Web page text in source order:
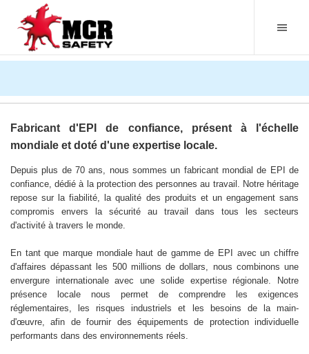
Solutions mondiales en matière d'EPI | Fabricant
d'EPI haut de gamme
Fabricant d'EPI de confiance, présent à l'échelle
mondiale et doté d'une expertise locale.
Depuis plus de 70 ans, nous sommes un fabricant mondial de EPI de
confiance, dédié à la protection des personnes au travail. Notre héritage
repose sur la fiabilité, la qualité des produits et un engagement sans
compromis envers la sécurité au travail dans tous les secteurs
d'activité à travers le monde.
En tant que marque mondiale haut de gamme de EPI avec un chiffre
d'affaires dépassant les 500 millions de dollars, nous combinons une
envergure internationale avec une solide expertise régionale. Notre
présence locale nous permet de comprendre les exigences
réglementaires, les risques industriels et les besoins de la main-
d'œuvre, afin de fournir des équipements de protection individuelle
performants dans des environnements réels.